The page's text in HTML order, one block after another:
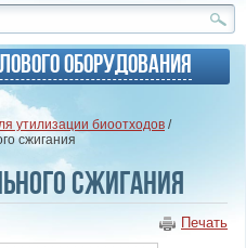
оборудования
утилизации биоотходов /
сжигания
сжигания
Печать